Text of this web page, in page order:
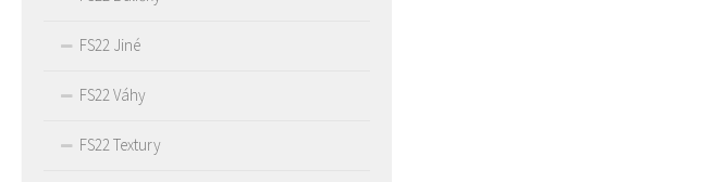
FS22 Jiné
FS22 Váhy
FS22 Textury